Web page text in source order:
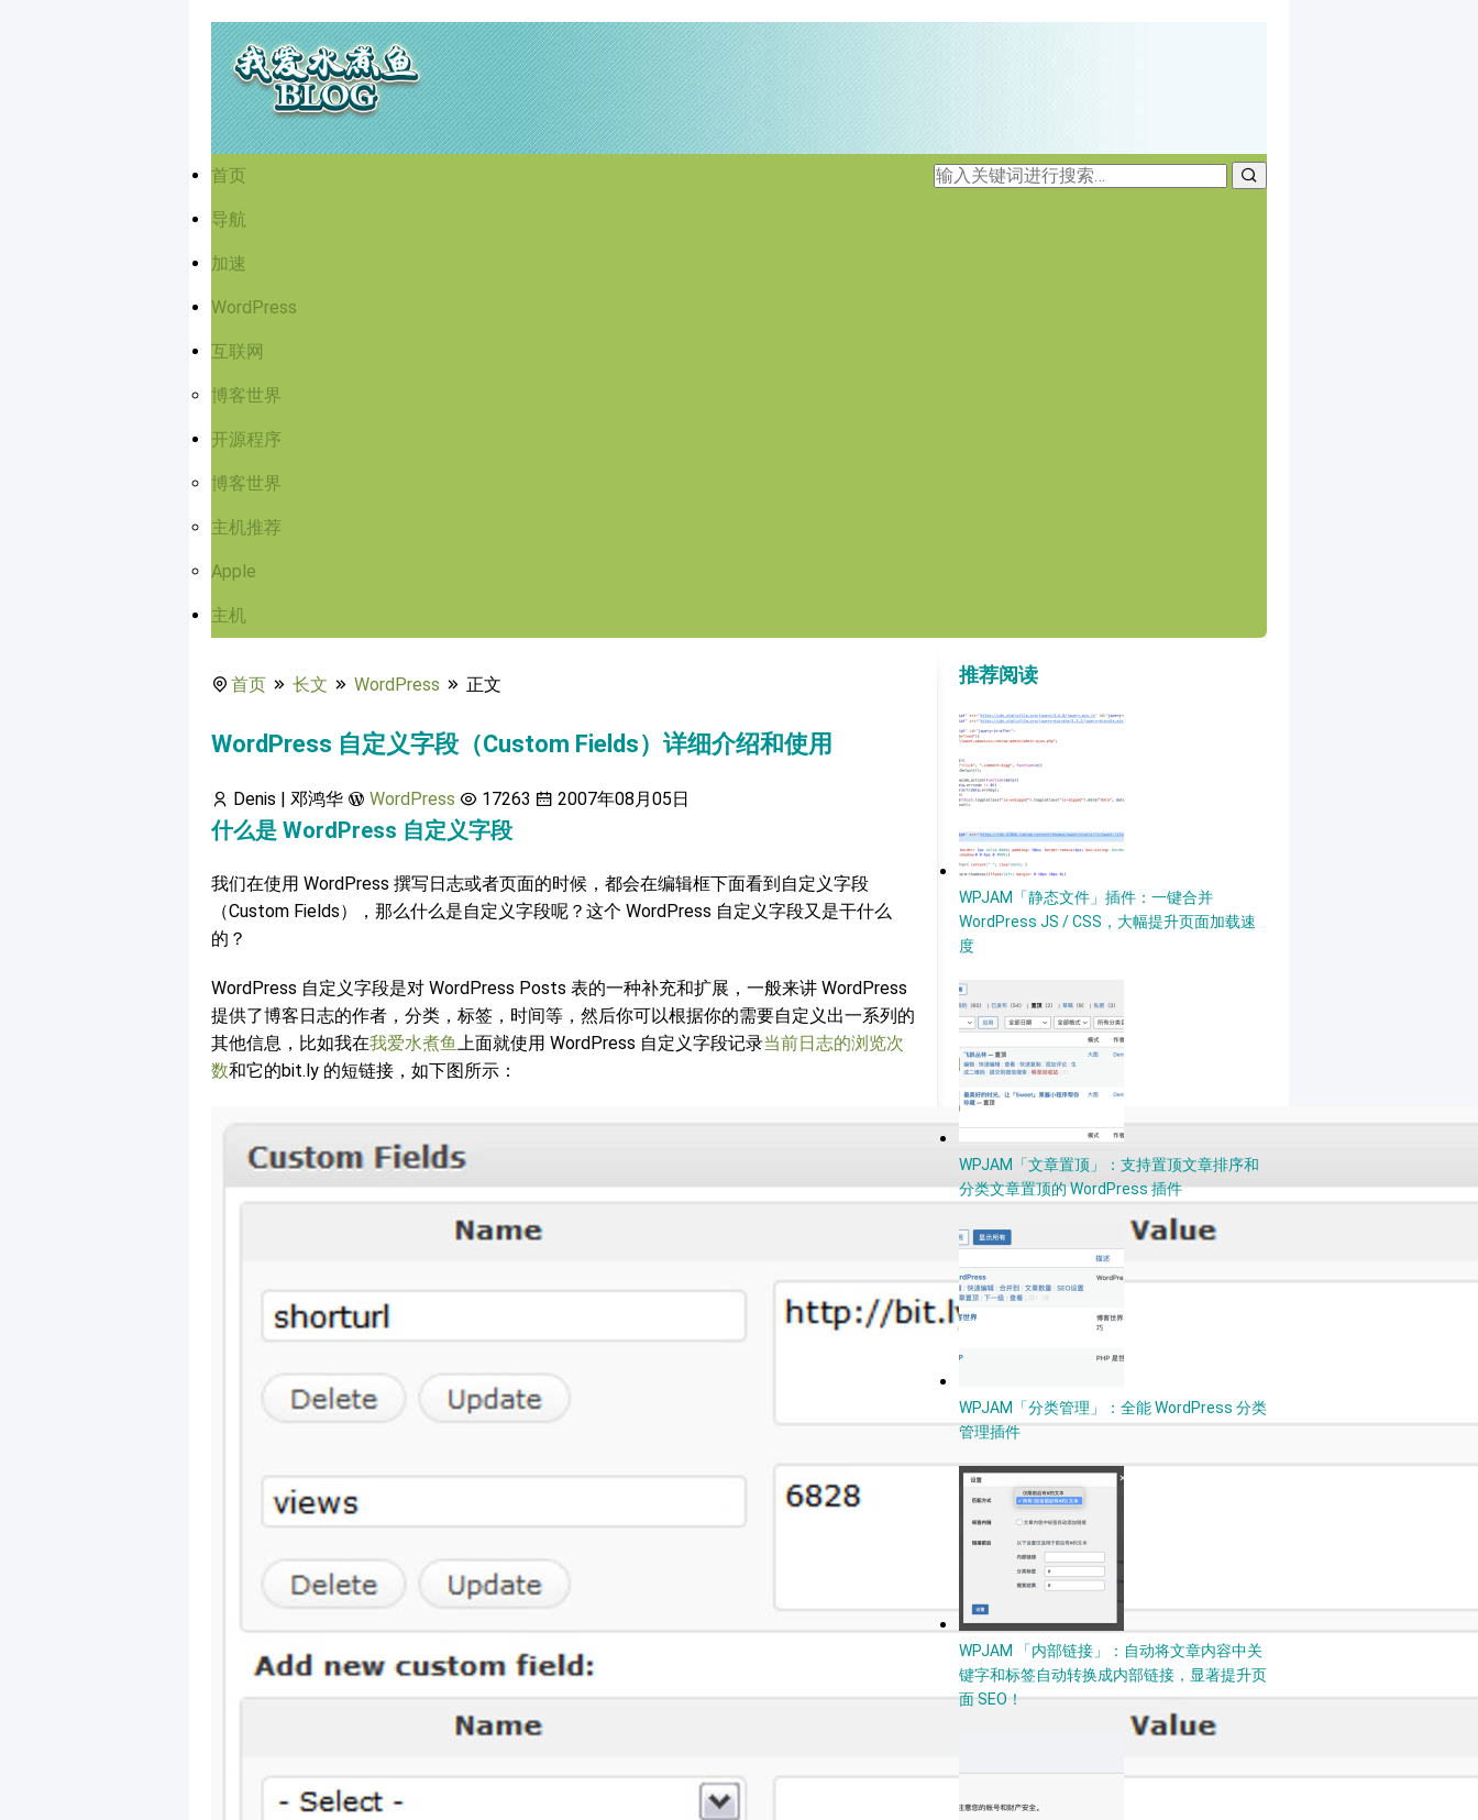
首页
导航
加速
WordPress
互联网
博客世界
开源程序
博客世界
主机推荐
Apple
主机
首页 长文 WordPress 正文
WordPress 自定义字段（Custom Fields）详细介绍和使用
Denis | 邓鸿华 WordPress 17263 2007年08月05日
什么是 WordPress 自定义字段
我们在使用 WordPress 撰写日志或者页面的时候，都会在编辑框下面看到自定义字段
（Custom Fields），那么什么是自定义字段呢？这个 WordPress 自定义字段又是干什么
的？
WordPress 自定义字段是对 WordPress Posts 表的一种补充和扩展，一般来讲 WordPress
提供了博客日志的作者，分类，标签，时间等，然后你可以根据你的需要自定义出一系列的
其他信息，比如我在我爱水煮鱼上面就使用 WordPress 自定义字段记录当前日志的浏览次
数和它的bit.ly 的短链接，如下图所示：
推荐阅读
WPJAM「静态文件」插件：一键合并
WordPress JS / CSS，大幅提升页面加载速
度
WPJAM「文章置顶」：支持置顶文章排序和
分类文章置顶的 WordPress 插件
WPJAM「分类管理」：全能 WordPress 分类
管理插件
WPJAM 「内部链接」：自动将文章内容中关
键字和标签自动转换成内部链接，显著提升页
面 SEO！